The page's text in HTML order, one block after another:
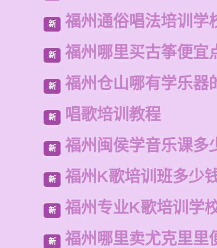
新 福州通俗唱法培训学
新 福州哪里买古筝便宜
新 福州仓山哪有学乐器
新 唱歌培训教程
新 福州闽侯学音乐课多
新 福州K歌培训班多少
新 福州专业K歌培训学
新 福州哪里卖尤克里里